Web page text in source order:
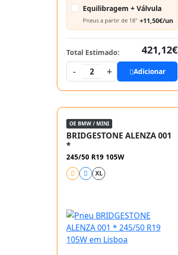
Equilibragem + Válvula
Pneus a partir de 18" +11,50€/un
Total Estimado:
421,12€
-
2 + Adicionar
OE BMW / MINI
BRIDGESTONE ALENZA 001
*
245/50 R19 105W
XL